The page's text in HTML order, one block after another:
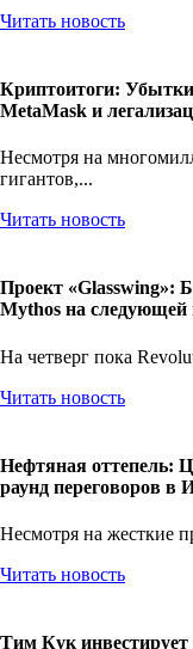
Читать новость
Криптоитоги:
MetaMask и
Несмотря на
гигантов,...
Читать новость
Проект «Glasswing»:
Mythos на следующей
На четверг пока
Читать новость
Нефтяная оттепель:
раунд переговоров в
Несмотря на жесткие
Читать новость
Тим Кук инвестирует